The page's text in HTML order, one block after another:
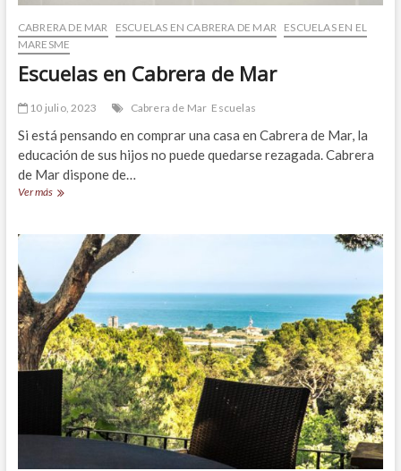
CABRERA DE MAR ESCUELAS EN CABRERA DE MAR
ESCUELAS EN EL
MARESME
Escuelas en Cabrera de Mar
10 julio, 2023 Cabrera de Mar Escuelas
Si está pensando en comprar una casa en Cabrera de Mar, la
educación de sus hijos no puede quedarse rezagada. Cabrera
de Mar dispone de…
Ver másEscuelas